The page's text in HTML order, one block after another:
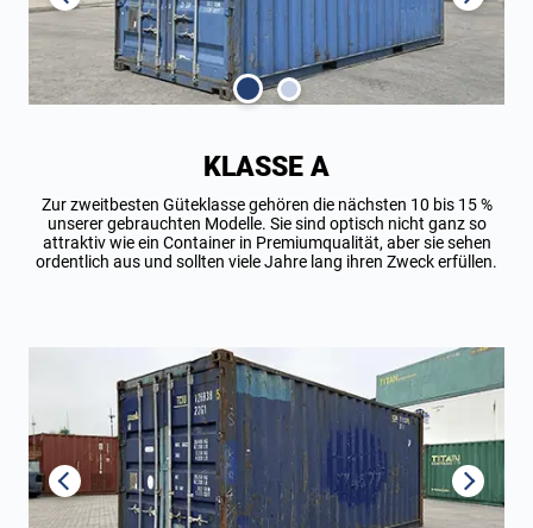
KLASSE A
Zur zweitbesten Güteklasse gehören die nächsten 10 bis 15 %
unserer gebrauchten Modelle. Sie sind optisch nicht ganz so
attraktiv wie ein Container in Premiumqualität, aber sie sehen
ordentlich aus und sollten viele Jahre lang ihren Zweck erfüllen.